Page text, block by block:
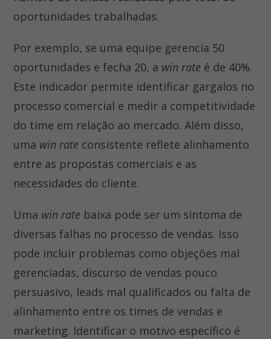
oportunidades trabalhadas.
Por exemplo, se uma equipe gerencia 50
oportunidades e fecha 20, a win rate é de 40%.
Este indicador permite identificar gargalos no
processo comercial e medir a competitividade
do time em relação ao mercado. Além disso,
uma win rate consistente reflete alinhamento
entre as propostas comerciais e as
necessidades do cliente.
Uma win rate baixa pode ser um sintoma de
diversas falhas no processo de vendas. Isso
pode incluir problemas como objeções mal
gerenciadas, discurso de vendas pouco
persuasivo, leads mal qualificados ou falta de
alinhamento entre os times de vendas e
marketing. Identificar o motivo específico é